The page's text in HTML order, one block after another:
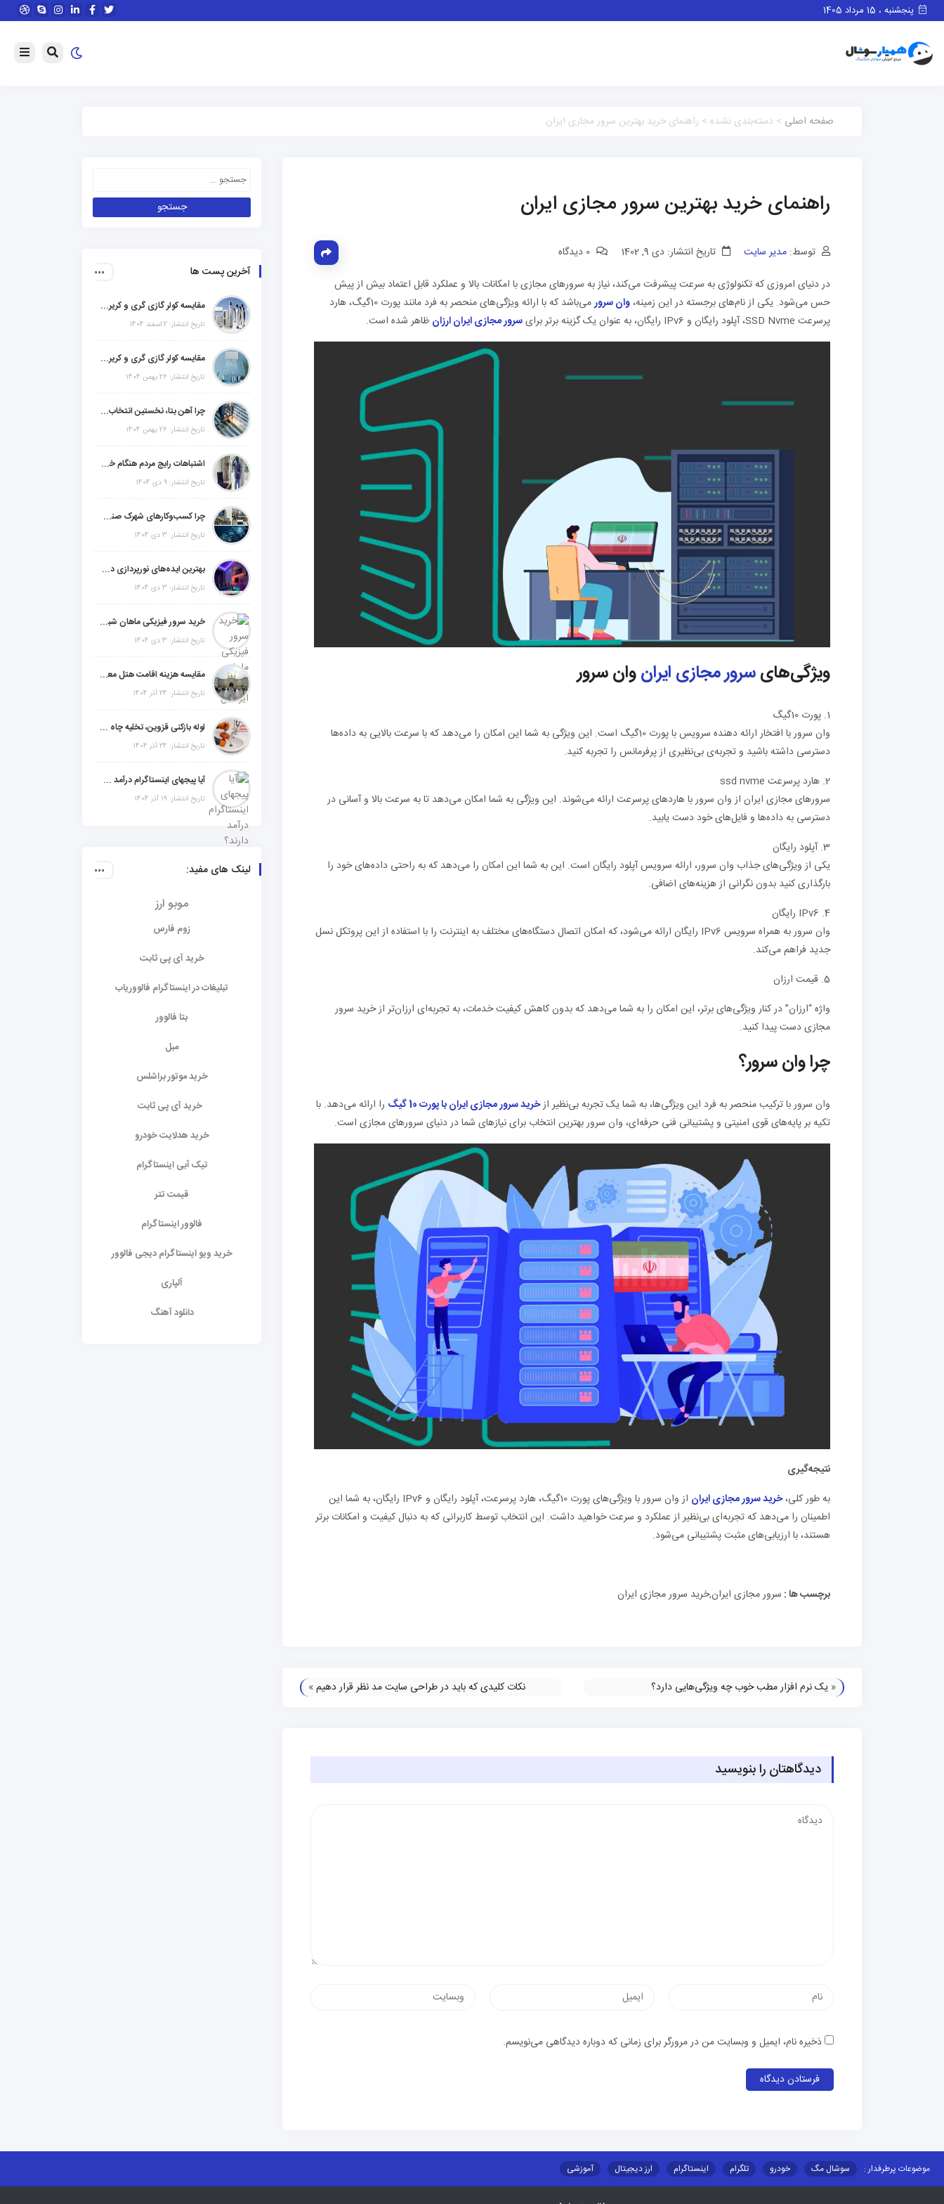
پنجشنبه ، 15 مرداد 1405
صفحه اصلی > دسته‌بندی نشده > راهنمای خرید بهترین سرور مجازی ایران
راهنمای خرید بهترین سرور مجازی ایران
توسط: مدیر سایت تاریخ انتشار: دی 9, 1402
در دنیای امروزی که تکنولوژی به سرعت پیشرفت می‌کند، نیاز به سرورهای مجازی با امکانات بالا و عملکرد قابل اعتماد بیش از پیش
حس می‌شود. یکی از نام‌های برجسته در این زمینه،وان سرور
می‌باشد که با ارائه ویژگی‌های منحصر به فرد مانند پورت 10گیگ، هارد
پرسرعت SSD Nvme، آپلود رایگان و IPv6 رایگان، به عنوان یک گزینه برتر برای
سرور مجازی ایران ارزان ظاهر شده است.
ویژگی‌هایسرور مجازی ایرانوان سرور
1. پورت 10گیگ
وان سرور با افتخار ارائه دهنده سرویس با پورت 10گیگ است. این ویژگی به شما این امکان را می‌دهد که با سرعت بالایی به داده‌ها
دسترسی داشته باشید و تجربه‌ی بی‌نظیری از پرفرمانس را تجربه کنید.
2. هارد پرسرعت ssd nvme
سرورهای مجازی ایران از وان سرور با هاردهای پرسرعت ارائه می‌شوند. این ویژگی به شما امکان می‌دهد تا به سرعت بالا و آسانی در
دسترسی به داده‌ها و فایل‌های خود دست یابید.
3. آپلود رایگان
یکی از ویژگی‌های جذاب وان سرور، ارائه سرویس آپلود رایگان است. این به شما این امکان را می‌دهد که به راحتی داده‌های خود را
بارگذاری کنید بدون نگرانی از هزینه‌های اضافی.
4. IPv6 رایگان
وان سرور به همراه سرویس IPv6 رایگان ارائه می‌شود، که امکان اتصال دستگاه‌های مختلف به اینترنت را با استفاده از این پروتکل نسل
جدید فراهم می‌کند.
5. قیمت ارزان
واژه “ارزان” در کنار ویژگی‌های برتر، این امکان را به شما می‌دهد که بدون کاهش کیفیت خدمات، به تجربه‌ای ارزان‌تر از خرید سرور
مجازی دست پیدا کنید.
چرا وان سرور؟
وان سرور با ترکیب منحصر به فرد این ویژگی‌ها، به شما یک تجربه بی‌نظیر ازخرید سرور مجازی ایران با پورت 10 گیگ
را ارائه می‌دهد. با
تکیه بر پایه‌های قوی امنیتی و پشتیبانی فنی حرفه‌ای، وان سرور بهترین انتخاب برای نیازهای شما در دنیای سرورهای مجازی است.
نتیجه‌گیری
به طور کلی،خرید سرور مجازی ایران
از وان سرور با ویژگی‌های پورت 10گیگ، هارد پرسرعت، آپلود رایگان و IPv6 رایگان، به شما این
اطمینان را می‌دهد که تجربه‌ای بی‌نظیر از عملکرد و سرعت خواهید داشت. این انتخاب توسط کاربرانی که به دنبال کیفیت و امکانات برتر
هستند، با ارزیابی‌های مثبت پشتیبانی می‌شود.
برچسب ها : سرور مجازی ایران,خرید سرور مجازی ایران
« یک نرم افزار مطب خوب چه ویژگی‌هایی دارد؟ نکات کلیدی که باید در طراحی سایت مد نظر قرار دهیم»
دیدگاهتان را بنویسید
ذخیره نام، ایمیل و وبسایت من در مرورگر برای زمانی که دوباره دیدگاهی می‌نویسم.
آخرین پست ها
مقایسه کولر گازی گری و کریر و ال جی و جنرال گلد و هایسنس و مدیا و اجنرال
تاریخ انتشار: 2 اسفند 1404
مقایسه کولر گازی گری و کریر و ال جی و جنرال گلد و جنرال شکار و سامسونگ و یونیوا
تاریخ انتشار: 26 بهمن 1404
چرا آهن بتا، نخستین انتخاب برای گل میخ عرشه فولادی در ایران است؟
تاریخ انتشار: 26 بهمن 1404
اشتباهات رایج مردم هنگام خرید دزدگیر منزل
تاریخ انتشار: 9 دی 1404
چرا کسب‌وکارهای شهرک صنعتی چهاردانگه فوراً به طراحی سایت نیاز دارند؟
تاریخ انتشار: 3 دی 1404
بهترین ایده‌های نورپردازی دکوراتیو با ال ای دی برای منزل، فروشگاه و دفتر کار
تاریخ انتشار: 3 دی 1404
خرید سرور فیزیکی ماهان شبکه ایرانیان
تاریخ انتشار: 3 دی 1404
مقایسه هزینه اقامت هتل معمولی، میان‌رده یا 5 ستاره در سفر زیارتی عراق
تاریخ انتشار: 24 آذر 1404
لوله بازکنی قزوین، تخلیه چاه و خدمات تخصصی لوله‌کشی و تشخیص ترکیدگی
تاریخ انتشار: 24 آذر 1404
آیا پیجهای اینستاگرام درآمد دارند؟ راز موفقیت با استراتژی هوشمندانه
تاریخ انتشار: 19 آذر 1404
لینک های مفید:
موبو ارز
زوم فارس
خرید آی پی ثابت
تبلیغات در اینستاگرام فالووریاب
بتا فالوور
مبل
خرید موتور براشلس
خرید آی پی ثابت
خرید هدلایت خودرو
تیک آبی اینستاگرام
قیمت تتر
فالوور اینستاگرام
خرید ویو اینستاگرام دیجی فالوور
آلپاری
دانلود آهنگ
موضوعات پرطرفدار : سوشال مگ خودرو تلگرام اینستاگرام ارز دیجیتال آموزشی